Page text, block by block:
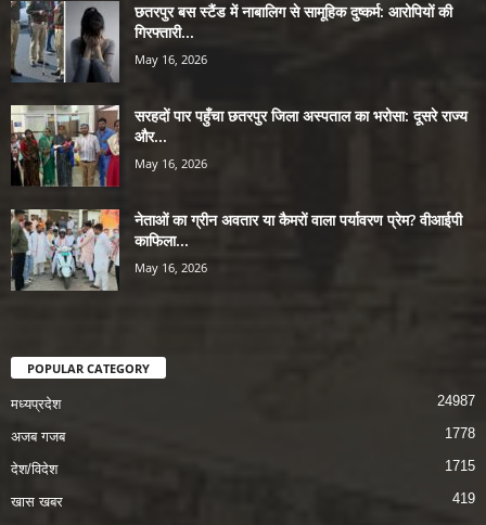
छतरपुर बस स्टैंड में नाबालिग से सामूहिक दुष्कर्म: आरोपियों की
गिरफ्तारी...
May 16, 2026
सरहदों पार पहुँचा छतरपुर जिला अस्पताल का भरोसा: दूसरे राज्य
और...
May 16, 2026
नेताओं का ग्रीन अवतार या कैमरों वाला पर्यावरण प्रेम? वीआईपी
काफिला...
May 16, 2026
POPULAR CATEGORY
मध्यप्रदेश 24987
अजब गजब 1778
देश/विदेश 1715
खास खबर
419